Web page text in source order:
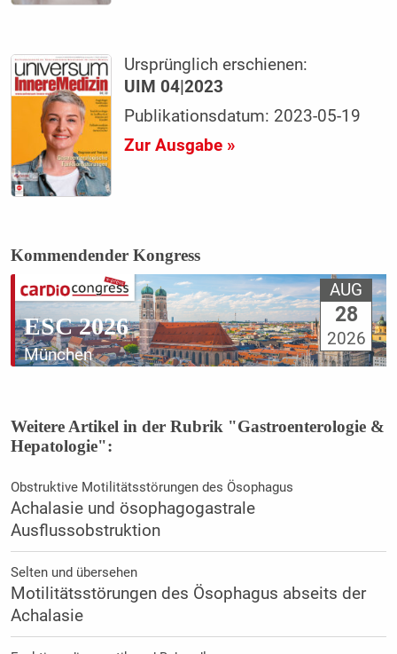
Ursprünglich erschienen:
UIM 04|2023
Publikationsdatum: 2023-05-19
Zur Ausgabe »
Kommendender Kongress
ESC 2026
München
AUG
28
2026
Weitere Artikel in der Rubrik "Gastroenterologie &
Hepatologie":
Obstruktive Motilitätsstörungen des Ösophagus
Achalasie und ösophagogastrale
Ausflussobstruktion
Selten und übersehen
Motilitätsstörungen des Ösophagus abseits der
Achalasie